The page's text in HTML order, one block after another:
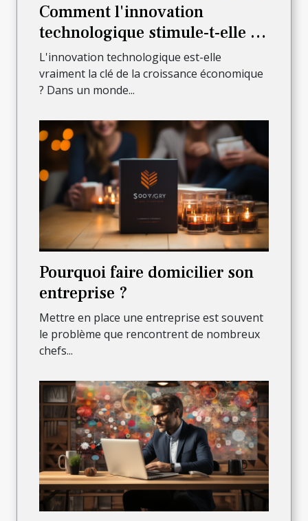
Comment l'innovation
technologique stimule-t-elle la
croissance économique?
L'innovation technologique est-elle
vraiment la clé de la croissance économique
? Dans un monde...
Pourquoi faire domicilier son
entreprise ?
Mettre en place une entreprise est souvent
le problème que rencontrent de nombreux
chefs...